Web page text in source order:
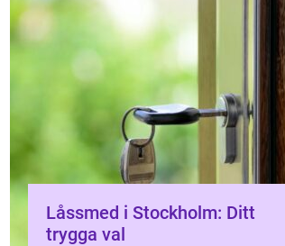
Låssmed i Stockholm: Ditt
trygga val